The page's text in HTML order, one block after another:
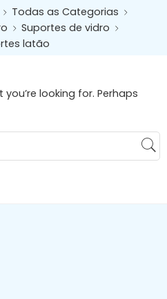
Todas as Categorias
Suportes de vidro
latão
looking for. Perhaps